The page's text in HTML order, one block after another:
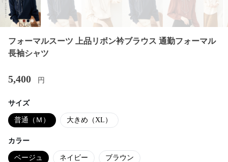
フォーマルスーツ 上品リボン衿ブラウス 通勤フォーマル
長袖シャツ
5,400 円
サイズ
普通（Ｍ） 大きめ（XL）
カラー
ベージュ ネイビー ブラウン